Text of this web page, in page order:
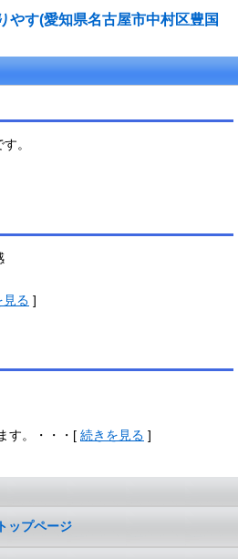
。
見る ]
す。・・・[ 続きを見る ]
トップページ